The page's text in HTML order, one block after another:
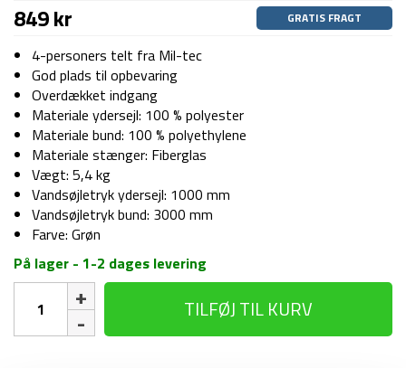
849kr GRATIS FRAGT
4-personers telt fra Mil-tec
God plads til opbevaring
Overdækket indgang
Materiale ydersejl: 100 % polyester
Materiale bund: 100 % polyethylene
Materiale stænger: Fiberglas
Vægt: 5,4 kg
Vandsøjletryk ydersejl: 1000 mm
Vandsøjletryk bund: 3000 mm
Farve: Grøn
På lager - 1-2 dages levering
Mil-
TILFØJ TIL KURV